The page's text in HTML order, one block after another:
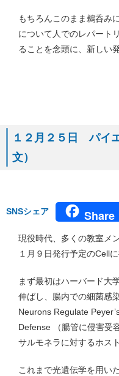
もちろんこのまま鵜呑み
について人でのレパート
ることを念頭に、新しい
１２月２５日 パイ
文）
SNSシェア Share
現役時代、多くの教室メ
１月９日発行予定のCell
まず最初はハーバード大
伸ばし、腸内での細菌感
Neurons Regulate
Defense （腸管に侵害受
サルモネラに対するホス
これまで光遺伝学を用い